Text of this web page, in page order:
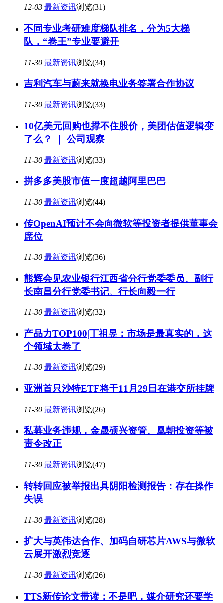
12-03 最新资讯浏览(31)
不同专业考研难度梯队排名，分为5大梯
队，“卷王”专业要避开
11-30 最新资讯浏览(34)
吉利汽车与蔚来就换电业务签署合作协议
11-30 最新资讯浏览(33)
10亿美元回购也撑不住股价，美团估值逻辑变
了么？ ｜ 公司观察
11-30 最新资讯浏览(33)
拼多多美股市值一度超越阿里巴巴
11-30 最新资讯浏览(44)
传OpenAI预计不会向微软等投资者提供董事会
席位
11-30 最新资讯浏览(36)
熊辉会见农业银行江西省分行党委委员、副行
长南昌分行党委书记、行长向毅一行
11-30 最新资讯浏览(32)
产品力TOP100|丁祖昱：市场是最真实的，这
个领域太卷了
11-30 最新资讯浏览(29)
亚洲首只沙特ETF将于11月29日在港交所挂牌
11-30 最新资讯浏览(26)
私募业务违规，金晟硕兴资管、凰朝投资等被
责令改正
11-30 最新资讯浏览(47)
转转回应被举报出具阴阳检测报告：存在操作
失误
11-30 最新资讯浏览(28)
扩大与英伟达合作、加码自研芯片AWS与微软
云展开激烈竞逐
11-30 最新资讯浏览(26)
TTS新传论文带读：不是吧，媒介研究还要学